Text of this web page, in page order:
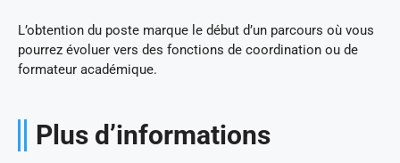
L’obtention du poste marque le début d’un parcours où vous
pourrez évoluer vers des fonctions de coordination ou de
formateur académique.
Plus d’informations